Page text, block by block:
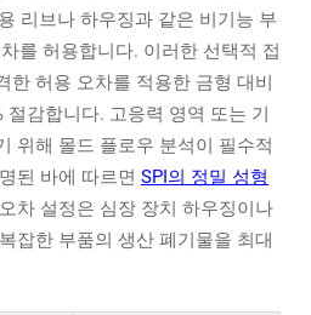
리브나 하우징과 같은 비기능 부
를 허용합니다. 이러한 선택적 접
한 허용 오차를 적용한 금형 대비
절감합니다. 고응력 영역 또는 기
위해 몰드 플로우 분석이 필수적
된 바에 따르면 SPI의 정밀 성형
차 설정은 심장 장치 하우징이나
잡한 부품의 생산 폐기물을 최대